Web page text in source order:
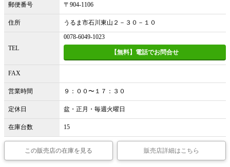
郵便番号 〒904-1106
住所 うるま市石川東山２－３０－１０
TEL
0078-6049-1023
【無料】電話でお問合せ
FAX
営業時間 ９：００〜１７：３０
定休日 盆・正月・毎週火曜日
在庫台数 15
この販売店の在庫を見る 販売店詳細はこちら